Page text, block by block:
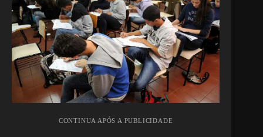
CONTINUA APÓS A PUBLICIDADE